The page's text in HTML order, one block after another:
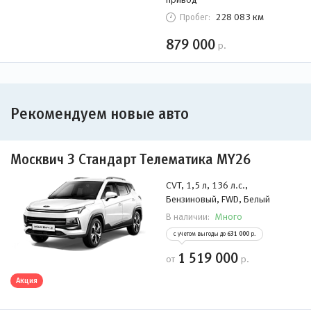
Пробег: 228 083 км
879 000 р.
Рекомендуем новые авто
Москвич 3 Стандарт Телематика MY26
CVT, 1,5 л, 136 л.с.,
Бензиновый, FWD, Белый
В наличии: Много
с учетом выгоды до 631 000 р.
от 1 519 000 р.
Акция